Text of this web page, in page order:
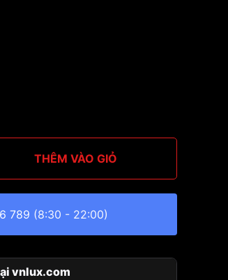
THÊM VÀO GIỎ
789 (8:30 - 22:00)
vnlux.com